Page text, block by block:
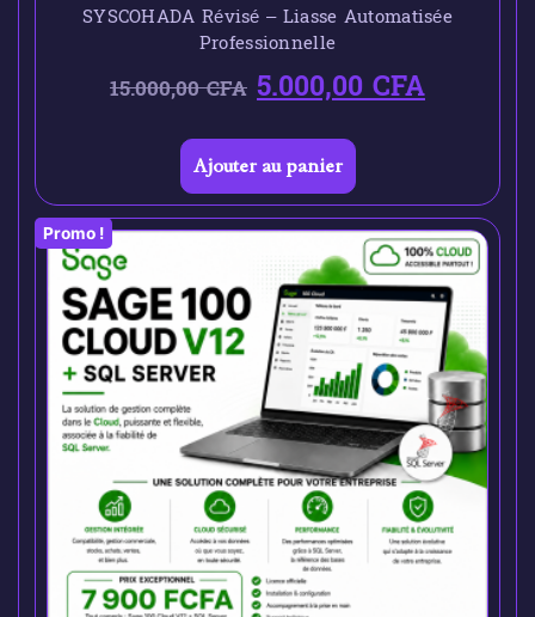
SYSCOHADA Révisé – Liasse Automatisée
Professionnelle
15.000,00CFA 5.000,00CFA
Ajouter au panier
Promo !